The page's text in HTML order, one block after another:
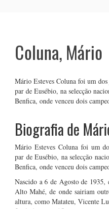
Coluna, Mário
Mário Esteves Coluna foi um
par de Eusébio, na selecção
Benfica, onde venceu dois
Biografia de
Mário Esteves Coluna foi um
par de Eusébio, na selecção
Benfica, onde venceu dois
Nascido a 6 de Agosto de
Alto Mahé, de onde sairiam
altura, como Matateu, Vicente